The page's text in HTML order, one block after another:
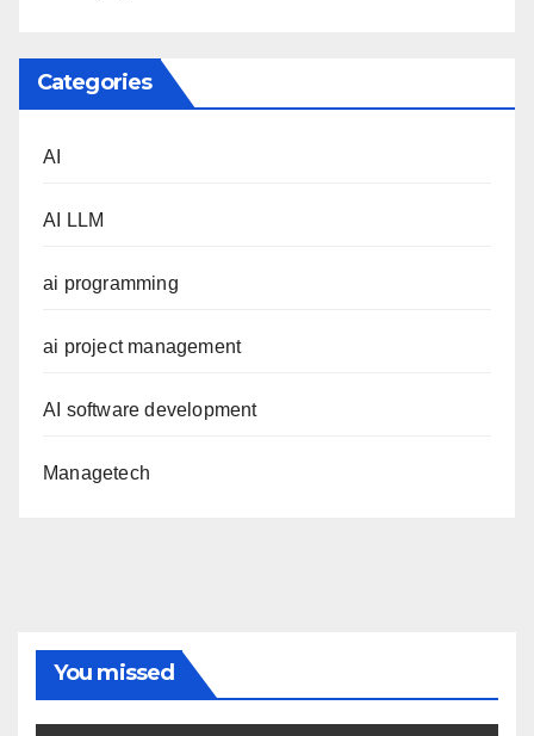
Categories
AI
AI LLM
ai programming
ai project management
AI software development
Managetech
You missed